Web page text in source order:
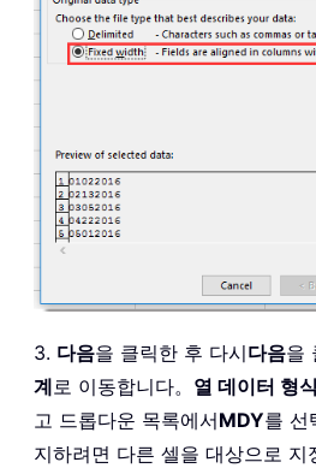
3. 다음을 클릭한 후 다시다음을
계로 이동합니다。 열 데이터 형식
고 드롭다운 목록에서MDY를 선
지하려면 다른 셀을 대상으로